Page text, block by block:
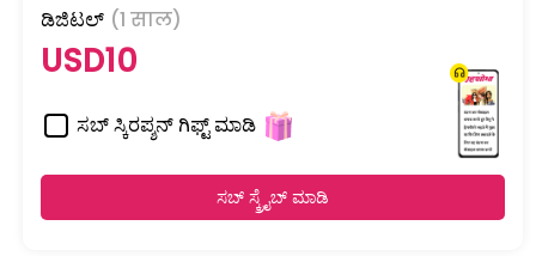
ಡಿಜಿಟಲ್ (1 साल)
USD10
ಸಬ್ ಸ್ಕಿರಪ್ಶನ್ ಗಿಫ್ಟ್ ಮಾಡಿ
ಸಬ್ ಸ್ಕ್ರೈಬ್ ಮಾಡಿ